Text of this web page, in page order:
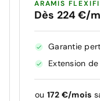
ARAMIS FLEXIFI
Dès 224 €/
Garantie
Extension
ou 172 €/mois